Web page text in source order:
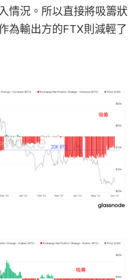
情況。所以直接將吸籌狀
為輸出方的FTX則減輕了